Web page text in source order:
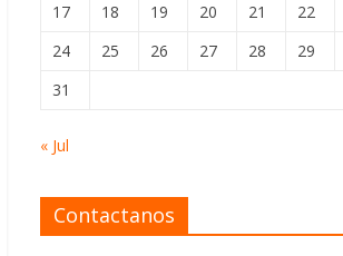
17
18 19 20 21 22
24
25 26 27 28 29
31
« Jul
Contactanos